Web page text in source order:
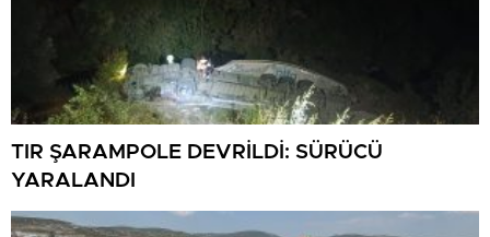
TIR ŞARAMPOLE DEVRİLDİ: SÜRÜCÜ
YARALANDI